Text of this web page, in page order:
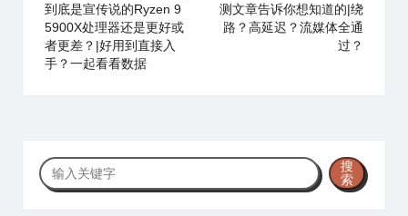
到底是宣传说的Ryzen 9
5900X处理器还是更好或
者更差？|好用到直接入
手？一起看看数据
测文章告诉你想知道的|绕
路？高延迟？流媒体全通
过？
搜
索
搜
索